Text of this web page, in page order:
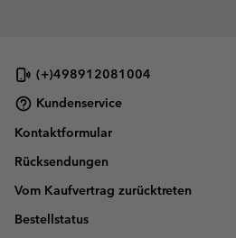
(+)498912081004
Kundenservice
Kontaktformular
Rücksendungen
Vom Kaufvertrag zurücktreten
Bestellstatus